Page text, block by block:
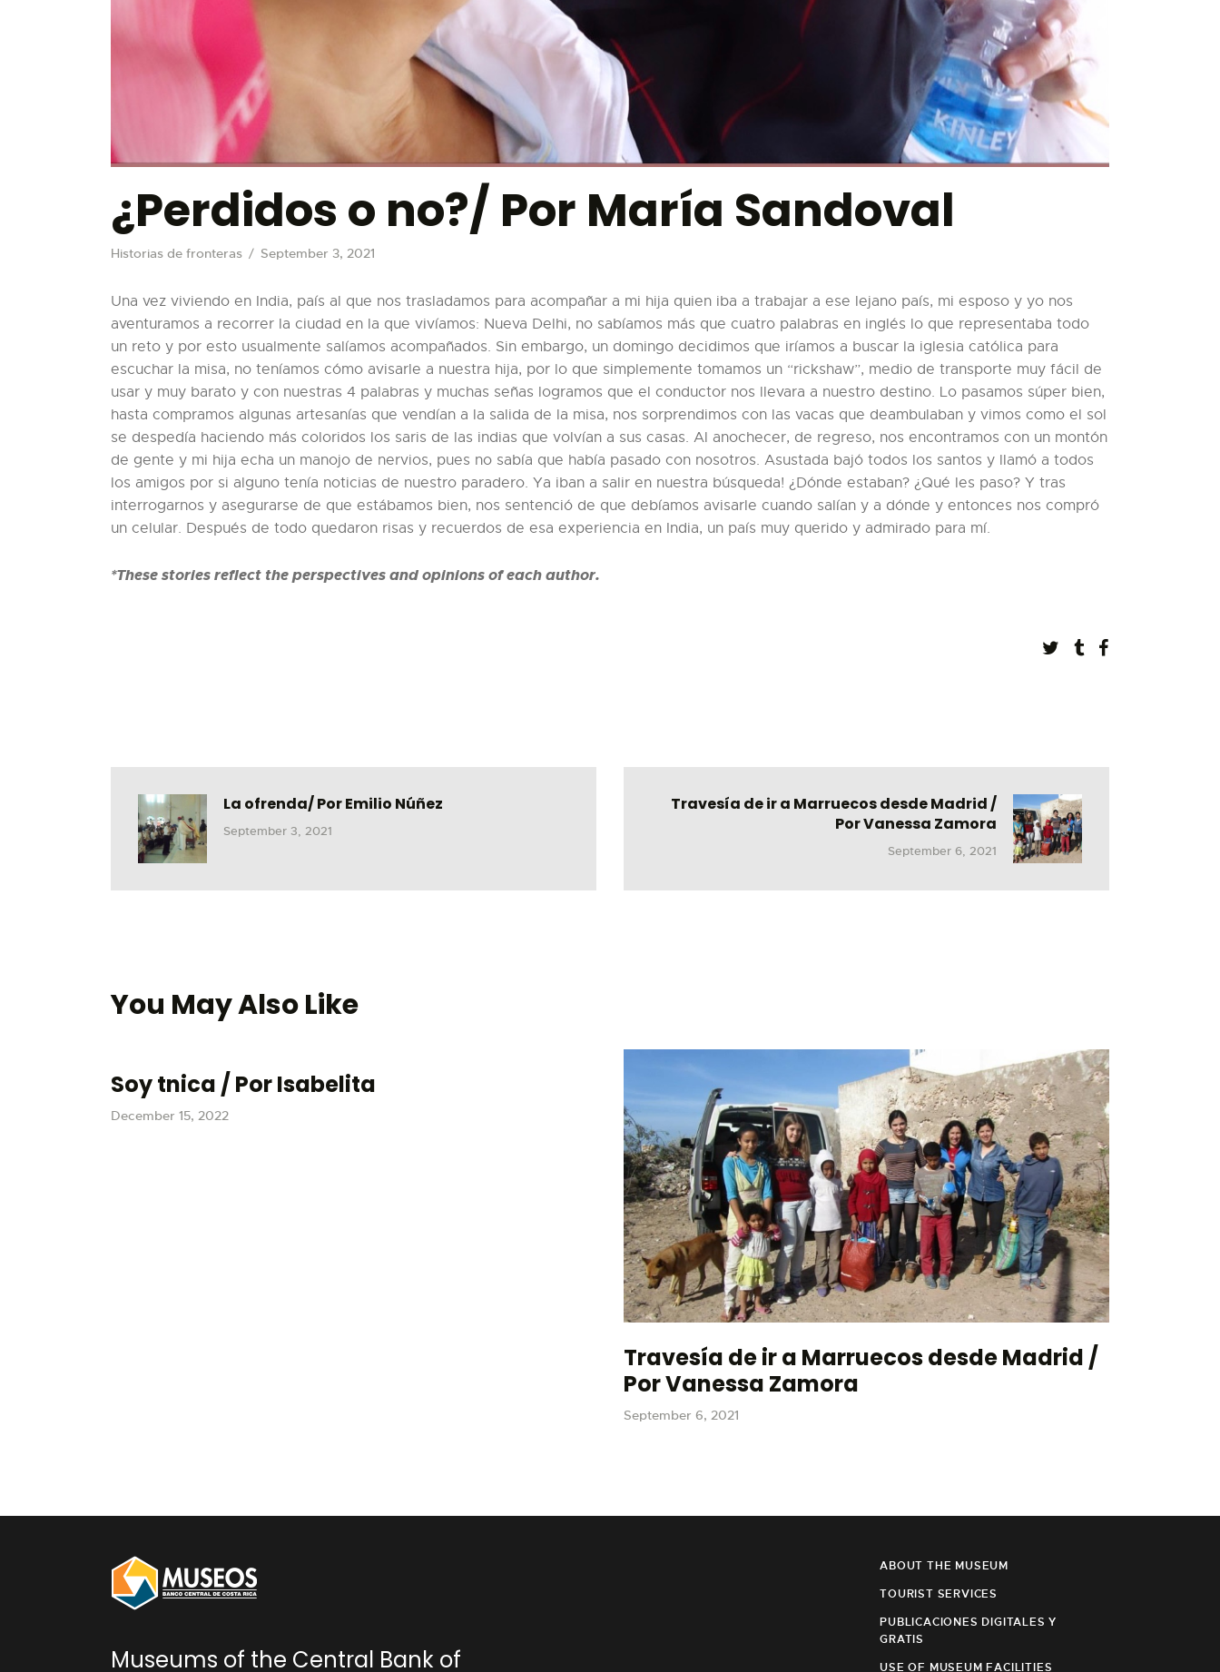
¿Perdidos o no?/ Por María Sandoval
Historias de fronteras September 3, 2021
Una vez viviendo en India, país al que nos trasladamos para acompañar a mi hija quien iba a trabajar a ese lejano país, mi esposo y yo nos
aventuramos a recorrer la ciudad en la que vivíamos: Nueva Delhi, no sabíamos más que cuatro palabras en inglés lo que representaba todo
un reto y por esto usualmente salíamos acompañados. Sin embargo, un domingo decidimos que iríamos a buscar la iglesia católica para
escuchar la misa, no teníamos cómo avisarle a nuestra hija, por lo que simplemente tomamos un “rickshaw”, medio de transporte muy fácil de
usar y muy barato y con nuestras 4 palabras y muchas señas logramos que el conductor nos llevara a nuestro destino. Lo pasamos súper bien,
hasta compramos algunas artesanías que vendían a la salida de la misa, nos sorprendimos con las vacas que deambulaban y vimos como el sol
se despedía haciendo más coloridos los saris de las indias que volvían a sus casas. Al anochecer, de regreso, nos encontramos con un montón
de gente y mi hija echa un manojo de nervios, pues no sabía que había pasado con nosotros. Asustada bajó todos los santos y llamó a todos
los amigos por si alguno tenía noticias de nuestro paradero. Ya iban a salir en nuestra búsqueda! ¿Dónde estaban? ¿Qué les paso? Y tras
interrogarnos y asegurarse de que estábamos bien, nos sentenció de que debíamos avisarle cuando salían y a dónde y entonces nos compró
un celular. Después de todo quedaron risas y recuerdos de esa experiencia en India, un país muy querido y admirado para mí.
*These stories reflect the perspectives and opinions of each author.
La ofrenda/ Por Emilio Núñez
September 3, 2021
Travesía de ir a Marruecos desde Madrid /
Por Vanessa Zamora
September 6, 2021
You May Also Like
Soy tnica / Por Isabelita
December 15, 2022
Travesía de ir a Marruecos desde Madrid /
Por Vanessa Zamora
September 6, 2021
Museums of the Central Bank of
ABOUT THE MUSEUM
TOURIST SERVICES
PUBLICACIONES DIGITALES Y
GRATIS
USE OF MUSEUM FACILITIES